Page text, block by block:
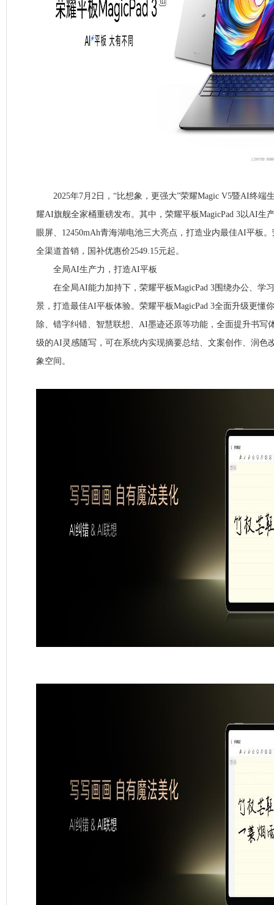
2025年7月2日，“比想象，更强大”荣耀Magic V5暨AI终端
耀AI旗舰全家桶重磅发布。其中，荣耀平板MagicPad 3以AI生
眼屏、12450mAh青海湖电池三大亮点，打造业内最佳AI平板。
全渠道首销，国补优惠价2549.15元起。
全局AI生产力，打造AI平板
在全局AI能力加持下，荣耀平板MagicPad 3围绕办公、学
景，打造最佳AI平板体验。荣耀平板MagicPad 3全面升级更懂
除、错字纠错、智慧联想、AI墨迹还原等功能，全面提升书写
级的AI灵感随写，可在系统内实现摘要总结、文案创作、润色
象空间。